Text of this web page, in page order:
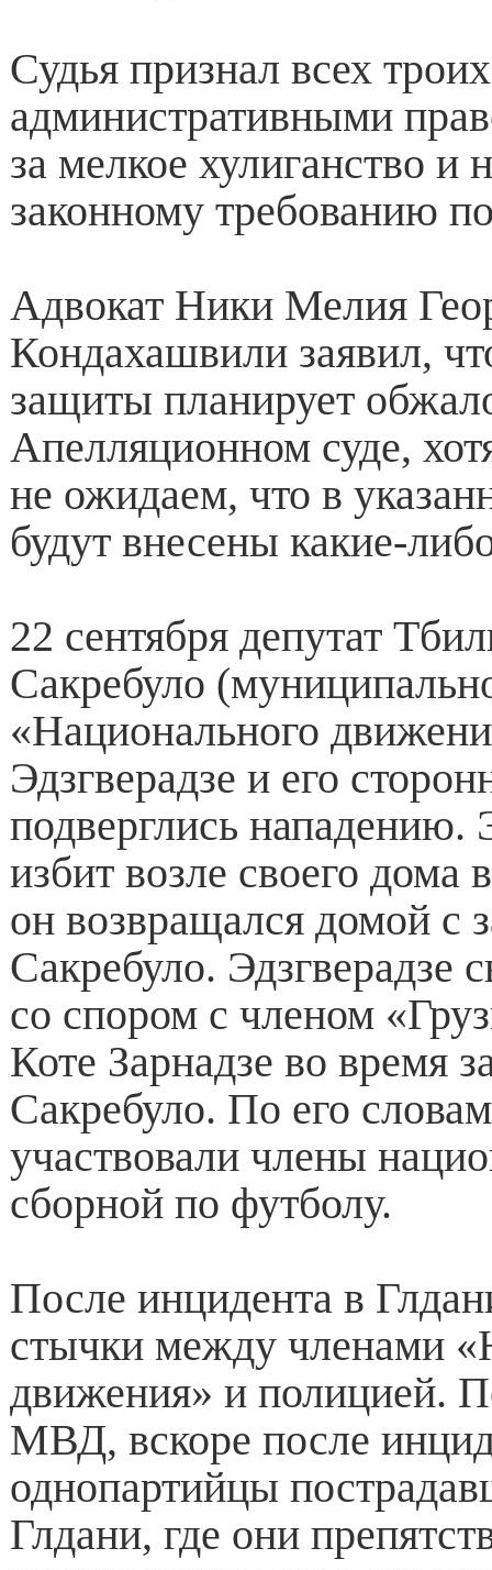
Судья признал всех троих
административными
за мелкое хулиганство и
законному требованию
Адвокат Ники Мелия
Кондахашвили заявил,
защиты планирует
Апелляционном суде,
не ожидаем, что в
будут внесены какие-
22 сентября депутат
Сакребуло
«Национального
Эдзгверадзе и его
подверглись нападению.
избит возле своего дома
он возвращался домой с
Сакребуло. Эдзгверадзе
со спором с членом
Коте Зарнадзе во время
Сакребуло. По его
участвовали члены
сборной по футболу.
После инцидента в
стычки между членами
движения» и полицией.
МВД, вскоре после
однопартийцы
Глдани, где они